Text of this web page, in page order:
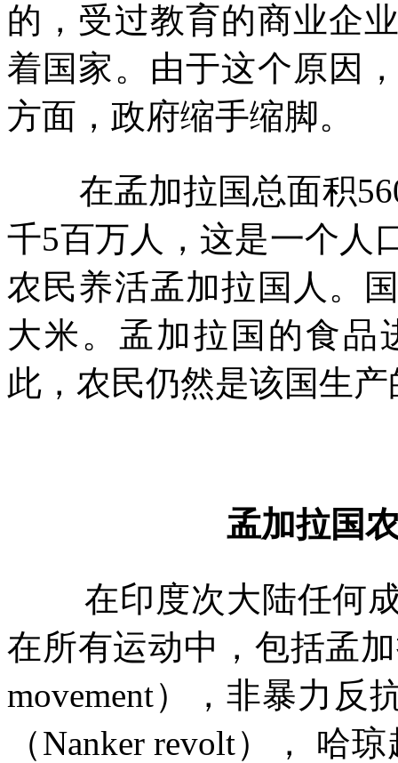
的，受过教育的商业企
着国家。由于这个原因
方面，政府缩手缩脚。
在孟加拉国总面积
千5百万人，这是一个人
农民养活孟加拉国人。
大米。孟加拉国的食品
此，农民仍然是该国生
孟加拉国
在印度次大陆任何
在所有运动中，包括孟
movement），非暴力反
（Nanker revolt）， 哈